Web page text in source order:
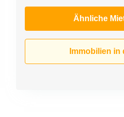
Ähnliche
Immobilien in